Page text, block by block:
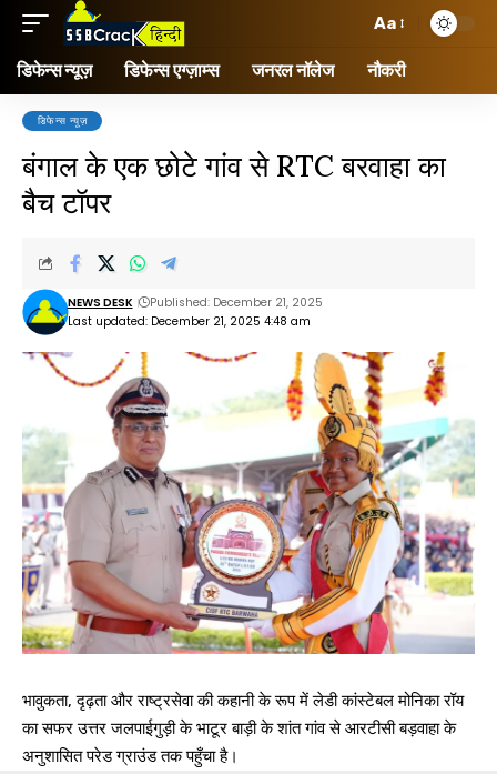
Aa
डिफेन्स न्यूज़ डिफेन्स एग्ज़ाम्स जनरल नॉलेज नौकरी
डिफेन्स न्यूज़
बंगाल के एक छोटे गांव से RTC बरवाहा का
बैच टॉपर
Last updated: December 21, 2025 4:48 am
NEWS DESK Published: December 21, 2025
भावुकता, दृढ़ता और राष्ट्रसेवा की कहानी के रूप में लेडी कांस्टेबल मोनिका रॉय
का सफर उत्तर जलपाईगुड़ी के भाटूर बाड़ी के शांत गांव से आरटीसी बड़वाहा के
अनुशासित परेड ग्राउंड तक पहुँचा है।